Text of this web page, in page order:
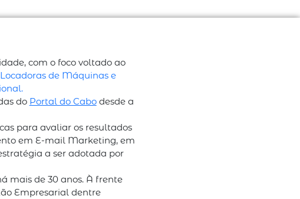
com o foco voltado ao
de Máquinas e
do Portal do Cabodesde a
para avaliar os resultados
em E-mail Marketing, em
a ser adotada por
mais de 30 anos. À frente
Empresarial dentre